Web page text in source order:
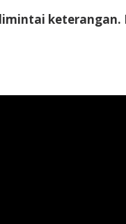
keterangan.